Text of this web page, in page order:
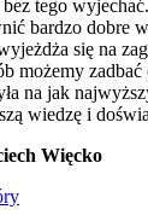
tego
bardzo dobre
się na
możemy zadbać
na jak
wiedzę i
Więcko